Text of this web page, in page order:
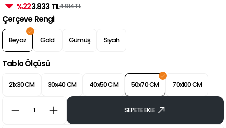
%223.833 TL4.914 TL
Çerçeve Rengi
Beyaz Gold Gümüş Siyah
Tablo Ölçüsü
21x30 CM 30x40 CM 40x50 CM 50x70 CM 70x100 CM
SEPETE EKLE